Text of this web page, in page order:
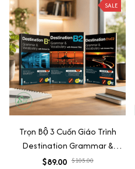
SALE
Trọn Bộ 3 Cuốn Giáo Trình
Destination Grammar &
Vocabulary B1, B2 và C1&C2 (
$89.00 $105.00